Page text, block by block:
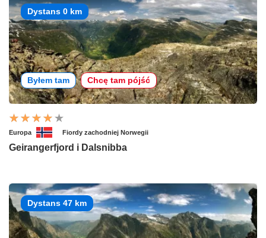
Dystans 0 km
Byłem tam Chcę tam pójść
Europa Fiordy zachodniej Norwegii
Geirangerfjord i Dalsnibba
Dystans 47 km